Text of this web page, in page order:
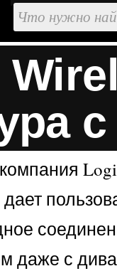
дает
даже с